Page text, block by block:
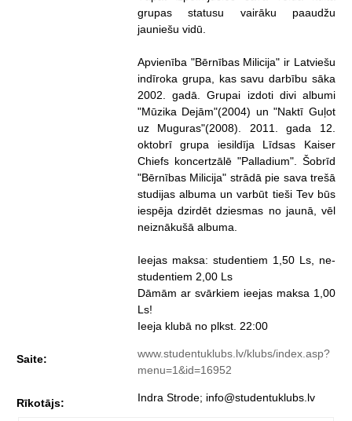
grupas statusu vairāku paaudžu
jauniešu vidū.
Apvienība "Bērnības Milicija" ir Latviešu
indīroka grupa, kas savu darbību sāka
2002. gadā. Grupai izdoti divi albumi
"Mūzika Dejām"(2004) un "Naktī Guļot
uz Muguras"(2008). 2011. gada 12.
oktobrī grupa iesildīja Līdsas Kaiser
Chiefs koncertzālē "Palladium". Šobrīd
"Bērnības Milicija" strādā pie sava trešā
studijas albuma un varbūt tieši Tev būs
iespēja dzirdēt dziesmas no jaunā, vēl
neiznākušā albuma.
Ieejas maksa: studentiem 1,50 Ls, ne-
studentiem 2,00 Ls
Dāmām ar svārkiem ieejas maksa 1,00
Ls!
Ieeja klubā no plkst. 22:00
Saite:
www.studentuklubs.lv/klubs/index.asp?
menu=1&id=16952
Rīkotājs: Indra Strode; info@studentuklubs.lv